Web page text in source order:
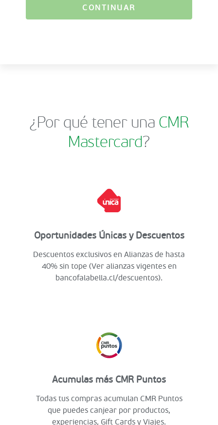
CONTINUAR
¿Por qué tener una CMR
Mastercard?
Oportunidades Únicas y Descuentos
Descuentos exclusivos en Alianzas de hasta
40% sin tope (Ver alianzas vigentes en
bancofalabella.cl/descuentos).
Acumulas más CMR Puntos
Todas tus compras acumulan CMR Puntos
que puedes canjear por productos,
experiencias, Gift Cards y Viajes.